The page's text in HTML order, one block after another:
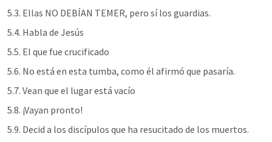
5.3. Ellas NO DEBÍAN TEMER, pero sí los guardias.
5.4. Habla de Jesús
5.5. El que fue crucificado
5.6. No está en esta tumba, como él afirmó que pasaría.
5.7. Vean que el lugar está vacío
5.8. ¡Vayan pronto!
5.9. Decid a los discípulos que ha resucitado de los muertos.